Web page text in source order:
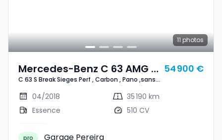
11 photos
Mercedes-Benz C 63 AMG C
63 S Break Sieges Perf ,
Carbon , Pano ,sans OPF
C 63 S Break Sieges Perf , Carbon , Pano ,sans
54 900 €
04/2018
35 190 km
Essence
510 CV
pro Garage Pereira